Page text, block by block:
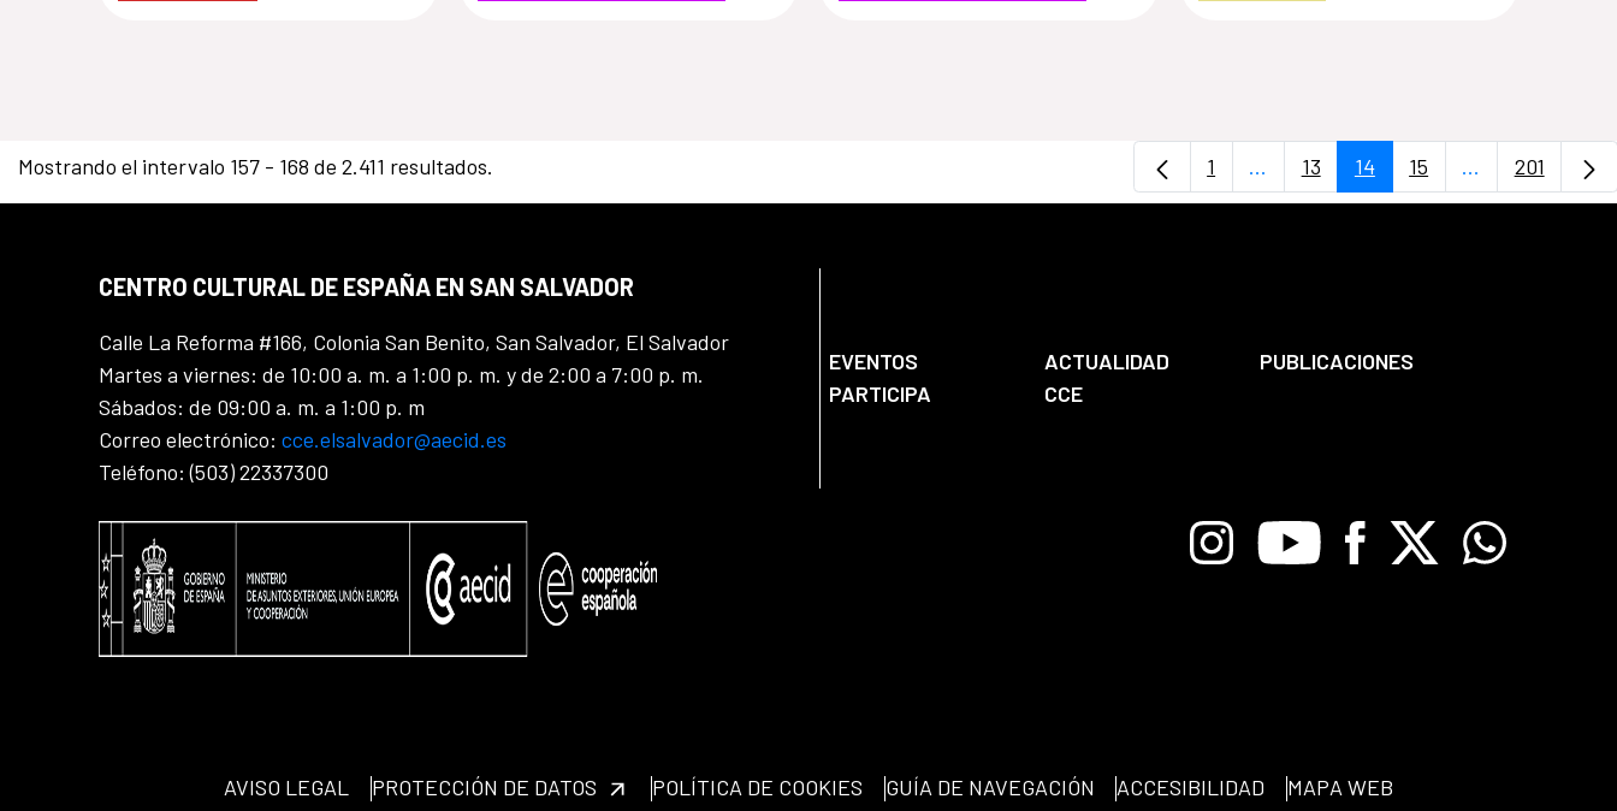
Mostrando el intervalo 157 - 168 de 2.411 resultados. Página
1 ...Páginas intermedias Use TAB para
Página
13 Página
14 Página
15 ...PáginasPágina
201
CENTRO CULTURAL DE ESPAÑA EN SAN SALVADOR
Calle La Reforma #166, Colonia San Benito, San Salvador, El Salvador
Martes a viernes: de 10:00 a. m. a 1:00 p. m. y de 2:00 a 7:00 p. m.
Sábados: de 09:00 a. m. a 1:00 p. m
Correo electrónico: cce.elsalvador@aecid.es
Teléfono: (503) 22337300
EVENTOS ACTUALIDAD
PUBLICACIONES
PARTICIPA
CCE
InstagramYoutube Facebook
X Whatsapp
AVISO LEGAL PROTECCIÓN DE DATOS POLÍTICA DE COOKIES GUÍA DE NAVEGACIÓN ACCESIBILIDAD MAPA WEB